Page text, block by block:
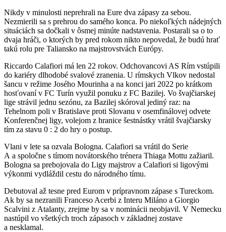
Nikdy v minulosti neprehrali na Eure dva zápasy za sebou.
Nezmierili sa s prehrou do samého konca. Po niekoľkých nádejných
situáciách sa dočkali v ôsmej minúte nadstavenia. Postarali sa o to
dvaja hráči, o ktorých by pred rokom nikto nepovedal, že budú hrať
takú rolu pre Taliansko na majstrovstvách Európy.
Riccardo Calafiori má len 22 rokov. Odchovancovi AS Rím vstúpili
do kariéry dlhodobé svalové zranenia. U rímskych Vlkov nedostal
šancu v režime Josého Mourinha a na konci jari 2022 po krátkom
hosťovaní v FC Turín využil ponuku z FC Bazilej. Vo švajčiarskej
lige strávil jednu sezónu, za Bazilej skóroval jediný raz: na
Tehelnom poli v Bratislave proti Slovanu v osemfinálovej odvete
Konferenčnej ligy, volejom z hranice šestnástky vrátil švajčiarsky
tím za stavu 0 : 2 do hry o postup.
Vlani v lete sa ozvala Bologna. Calafiori sa vrátil do Serie
A a spoločne s tímom novátorského trénera Thiaga Mottu zažiaril.
Bologna sa prebojovala do Ligy majstrov a Calafiori si ligovými
výkonmi vydláždil cestu do národného tímu.
Debutoval až tesne pred Eurom v prípravnom zápase s Tureckom.
Ak by sa nezranili Franceso Acerbi z Interu Miláno a Giorgio
Scalvini z Atalanty, zrejme by sa v nominácii neobjavil. V Nemecku
nastúpil vo všetkých troch zápasoch v základnej zostave
a nesklamal.